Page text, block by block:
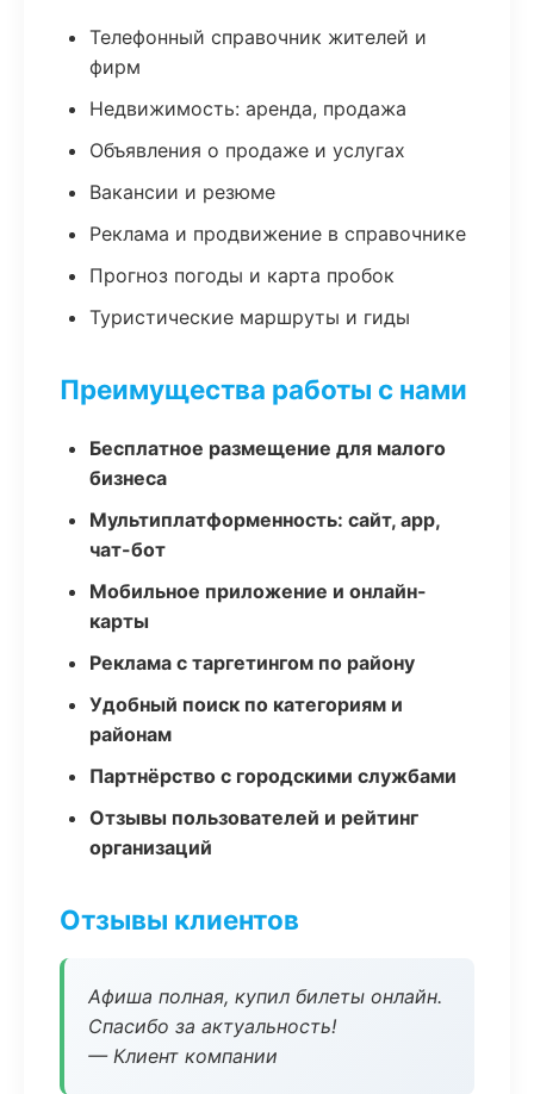
Телефонный справочник жителей и
фирм
Недвижимость: аренда, продажа
Объявления о продаже и услугах
Вакансии и резюме
Реклама и продвижение в справочнике
Прогноз погоды и карта пробок
Туристические маршруты и гиды
Преимущества работы с нами
Бесплатное размещение для малого
бизнеса
Мультиплатформенность: сайт, app,
чат-бот
Мобильное приложение и онлайн-
карты
Реклама с таргетингом по району
Удобный поиск по категориям и
районам
Партнёрство с городскими службами
Отзывы пользователей и рейтинг
организаций
Отзывы клиентов
Афиша полная, купил билеты онлайн.
Спасибо за актуальность!
— Клиент компании